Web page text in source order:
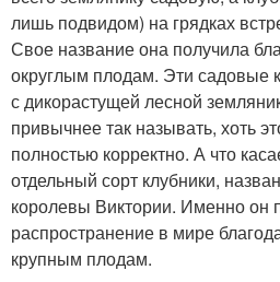
лишь подвидом) на грядках
Свое название она получила
округлым плодам. Эти садовые
с дикорастущей лесной
привычнее так называть, хоть
полностью корректно. А что
отдельный сорт клубники,
королевы Виктории. Именно он
распространение в мире
крупным плодам.